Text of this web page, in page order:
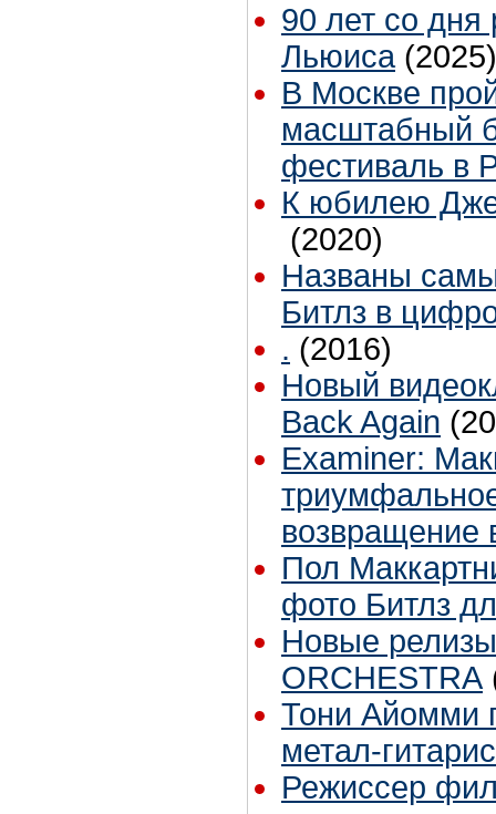
90 лет со
Льюиса (2025)
В Москве
масштабный
фестиваль в
К юбилею
(2020)
Названы
Битлз в
. (2016)
Новый
Back Again
Examiner:
возвращение
Пол
фото Битлз
Новые
ORCHESTRA
Тони Айомми
метал-
Режиссер